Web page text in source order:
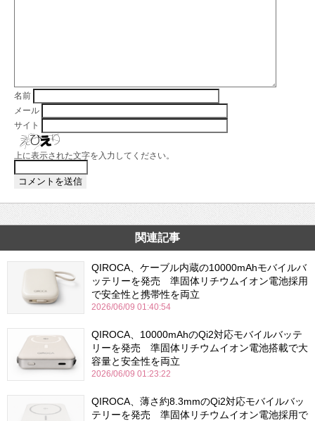
名前
メール
サイト
上に表示された文字を入力してください。
関連記事
QIROCA、ケーブル内蔵の10000mAhモバイルバ
ッテリーを発売 準固体リチウムイオン電池採用
で安全性と携帯性を両立
2026/06/09 01:40:54
QIROCA、10000mAhのQi2対応モバイルバッテ
リーを発売 準固体リチウムイオン電池搭載で大
容量と安全性を両立
2026/06/09 01:23:22
QIROCA、薄さ約8.3mmのQi2対応モバイルバッ
テリーを発売 準固体リチウムイオン電池採用で